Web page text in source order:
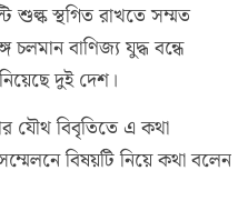
শুল্ক স্থগিত রাখতে সম্মত
চলমান বাণিজ্য যুদ্ধ বন্ধে
দুই দেশ।
যৌথ বিবৃতিতে এ কথা
বিষয়টি নিয়ে কথা বলেন